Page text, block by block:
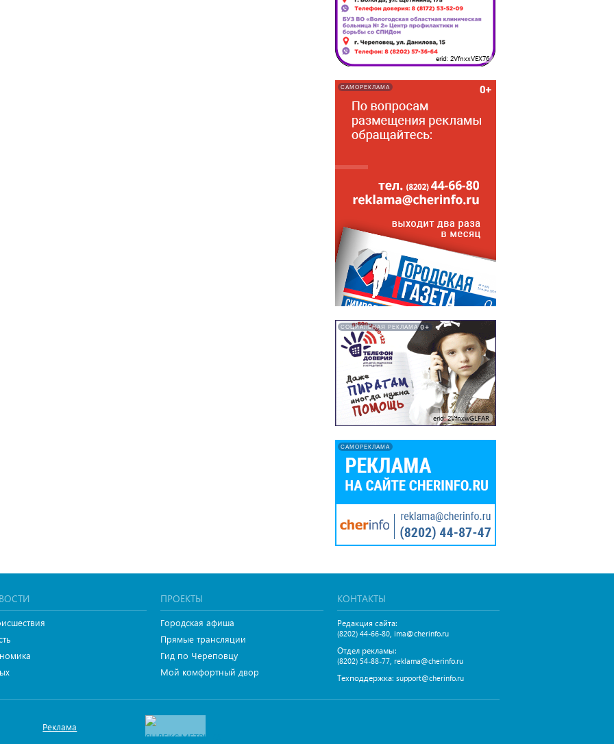
erid: 2VfnxxVEX76
САМОРЕКЛАМА
СОЦИАЛЬНАЯ РЕКЛАМА 0+
erid: 2VfnxwGLFAR
САМОРЕКЛАМА
ПРОЕКТЫ
Городская афиша
Прямые трансляции
Гид по Череповцу
Мой комфортный двор
КОНТАКТЫ
Редакция сайта:
(8202) 44-66-80, ima@cherinfo.ru
Отдел рекламы:
(8202) 54-88-77, reklama@cherinfo.ru
Техподдержка: support@cherinfo.ru
Реклама